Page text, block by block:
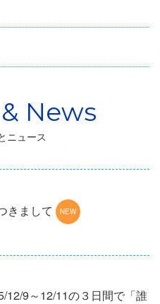
ニュース
きまして
12/9～12/11の３日間で「誰